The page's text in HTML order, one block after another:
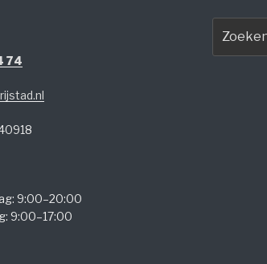
74
9:00–20:00
9:00–17:00
naar: